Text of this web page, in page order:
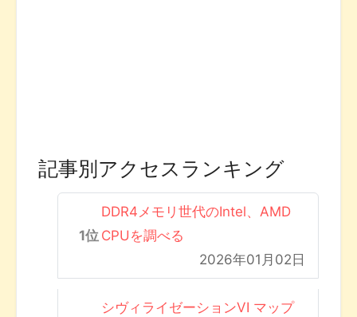
記事別アクセスランキング
DDR4メモリ世代のIntel、AMD
CPUを調べる
2026年01月02日
シヴィライゼーションVI マップ